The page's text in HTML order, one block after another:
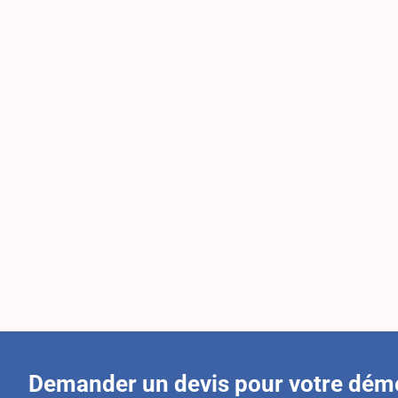
Demander un devis pour votre